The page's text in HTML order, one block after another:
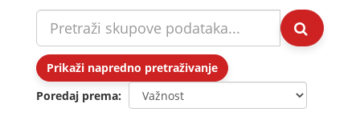
Prikaži napredno pretraživanje
Poredaj prema